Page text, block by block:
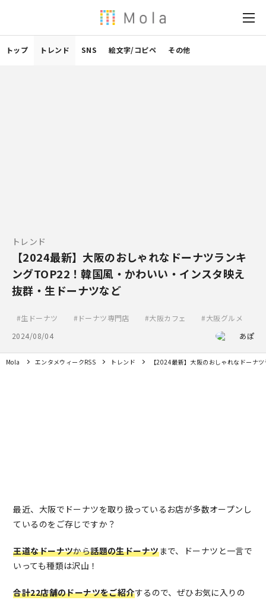
トップ トレンド SNS 絵文字/コピペ その他
トレンド
【2024最新】大阪のおしゃれなドーナツランキ
ングTOP22！韓国風・かわいい・インスタ映え
抜群・生ドーナツなど
生ドーナツ ドーナツ専門店 大阪カフェ
大阪グルメ
2024/08/04
あぽ
Mola エンタメウィークRSS トレンド 【2024最新】大阪のおしゃれなドーナ
最近、大阪でドーナツを取り扱っているお店が多数オープンし
ているのをご存じですか？
王道なドーナツから話題の生ドーナツまで、ドーナツと一言で
いっても種類は沢山！
合計22店舗のドーナツをご紹介するので、ぜひお気に入りの